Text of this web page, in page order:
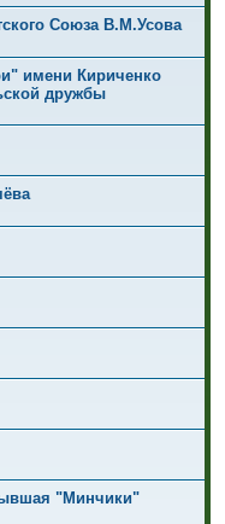
Союза В.М.Усова
имени Кириченко
дружбы
"Минчики"